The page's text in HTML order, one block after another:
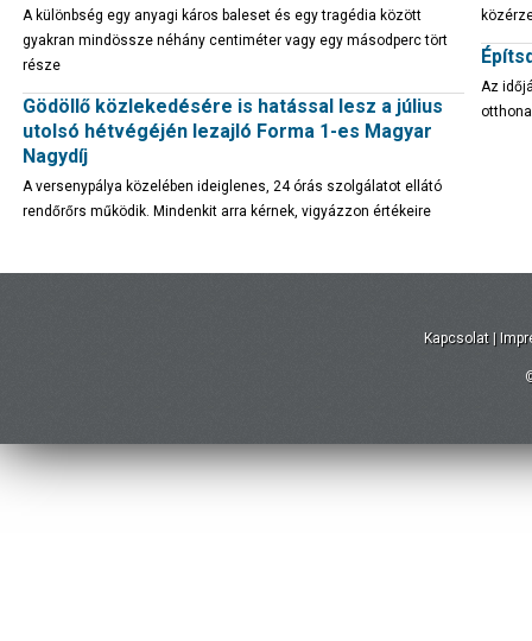
A különbség egy anyagi káros baleset és egy tragédia között
gyakran mindössze néhány centiméter vagy egy másodperc tört
része
Gödöllő közlekedésére is hatással lesz a július
utolsó hétvégéjén lezajló Forma 1-es Magyar
Nagydíj
A versenypálya közelében ideiglenes, 24 órás szolgálatot ellátó
rendőrőrs működik. Mindenkit arra kérnek, vigyázzon értékeire
Az
Kapcsolat |